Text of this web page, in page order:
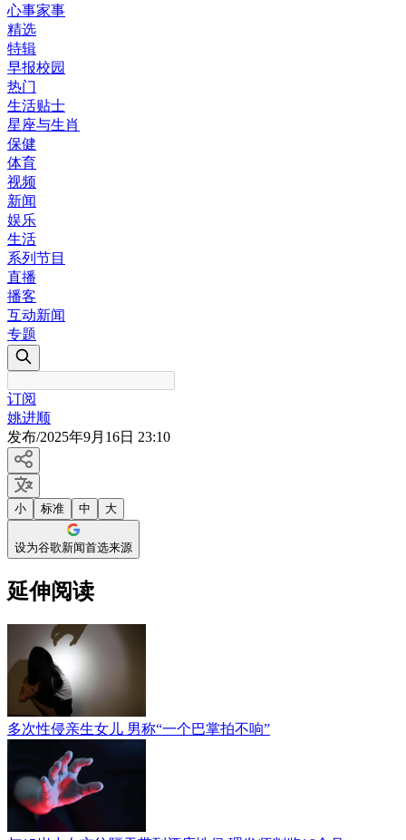
心事家事
精选
特辑
早报校园
热门
生活贴士
星座与生肖
保健
体育
视频
新闻
娱乐
生活
系列节目
直播
播客
互动新闻
专题
订阅
姚进顺
发布/2025年9月16日 23:10
小 标准 中 大
设为谷歌新闻首选来源
延伸阅读
多次性侵亲生女儿 男称“一个巴掌拍不响”